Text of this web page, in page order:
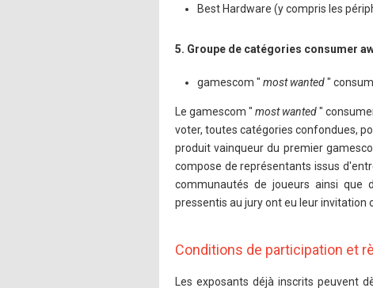
Best Hardware (y compris les
5. Groupe de catégories consumer
gamescom " most wanted"
Le gamescom " most wanted"
voter, toutes catégories confondues,
produit vainqueur du premier
compose de représentants issus
communautés de joueurs ainsi que
pressentis au jury ont eu leur invitation
Conditions de participation et
Les exposants déjà inscrits peuvent